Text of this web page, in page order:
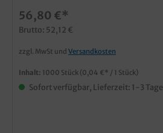
56,80 €*
Brutto: 52,12 €
zzgl. MwSt und Versandkosten
Inhalt: 1000 Stück (0,04 €* / 1 Stück)
Sofort verfügbar, Lieferzeit: 1-3 Tage